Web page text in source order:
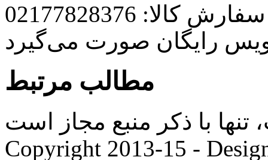
کالا: 02177828376
رایگان صورت می‌گیرد
مطالب مرتبط
با ذکر منبع مجاز است. |
Copyright 2013-15 -